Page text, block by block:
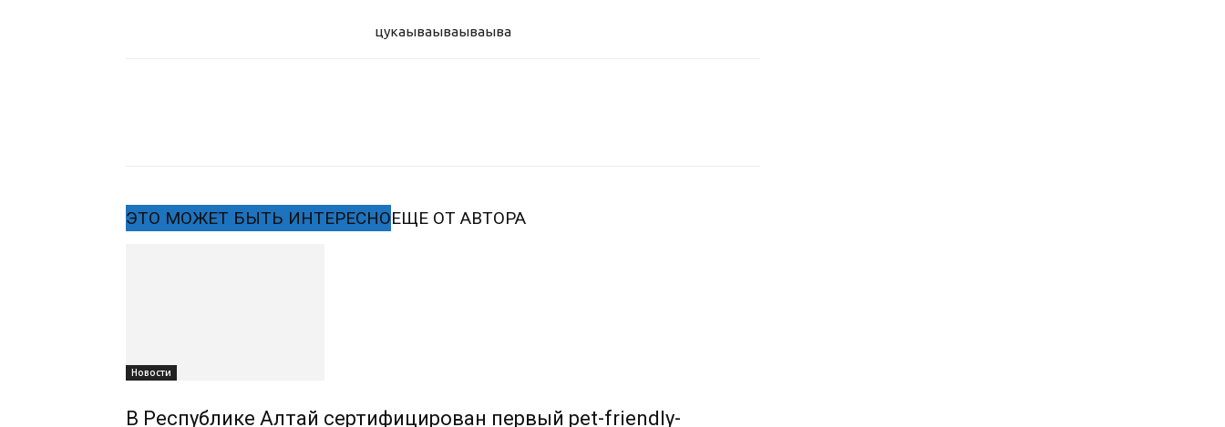
цукаываываываыва
ЭТО МОЖЕТ БЫТЬ ИНТЕРЕСНОЕЩЕ ОТ АВТОРА
Новости
В Республике Алтай сертифицирован первый pet-friendly-